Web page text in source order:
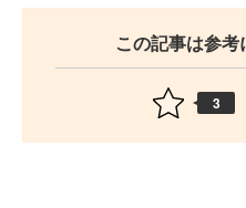
この記事は参
3